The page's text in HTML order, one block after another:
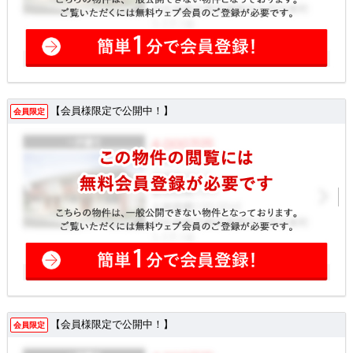
会員限定 【会員様限定で公開中！】
会員限定 【会員様限定で公開中！】